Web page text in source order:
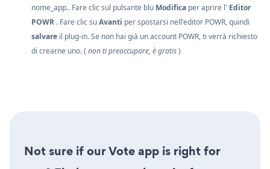
nome_app.. Fare clic sul pulsante blu Modifica per aprire l' Editor
POWR . Fare clic suAvanti per spostarsi nell'editor POWR, quindi
salvare il plug-in. Se non hai già un account POWR, ti verrà richiesto
di crearne uno. ( non ti preoccupare, è gratis)
Not sure if our Vote app is right for